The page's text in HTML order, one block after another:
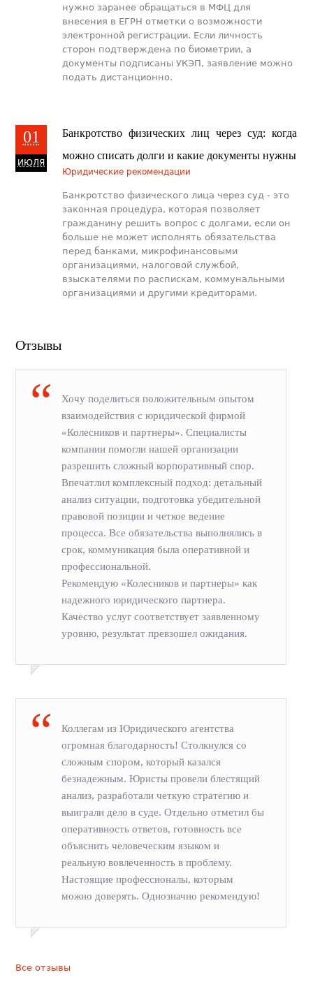
нужно заранее обращаться в МФЦ для
внесения в ЕГРН отметки о возможности
электронной регистрации. Если личность
сторон подтверждена по биометрии, а
документы подписаны УКЭП, заявление можно
подать дистанционно.
01
ИЮЛЯ
Банкротство физических лиц через суд: когда
можно списать долги и какие документы нужны
Юридические рекомендации
Банкротство физического лица через суд - это
законная процедура, которая позволяет
гражданину решить вопрос с долгами, если он
больше не может исполнять обязательства
перед банками, микрофинансовыми
организациями, налоговой службой,
взыскателями по распискам, коммунальными
организациями и другими кредиторами.
Отзывы
Хочу поделиться положительным опытом
взаимодействия с юридической фирмой
«Колесников и партнеры». Специалисты
компании помогли нашей организации
разрешить сложный корпоративный спор.
Впечатлил комплексный подход: детальный
анализ ситуации, подготовка убедительной
правовой позиции и четкое ведение
процесса. Все обязательства выполнялись в
срок, коммуникация была оперативной и
профессиональной.
Рекомендую «Колесников и партнеры» как
надежного юридического партнера.
Качество услуг соответствует заявленному
уровню, результат превзошел ожидания.
Коллегам из Юридического агентства
огромная благодарность! Столкнулся со
сложным спором, который казался
безнадежным. Юристы провели блестящий
анализ, разработали четкую стратегию и
выиграли дело в суде. Отдельно отметил бы
оперативность ответов, готовность все
объяснить человеческим языком и
реальную вовлеченность в проблему.
Настоящие профессионалы, которым
можно доверять. Однозначно рекомендую!
Все отзывы